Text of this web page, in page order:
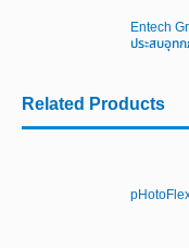
Entech
ประสบอุท
Related Products